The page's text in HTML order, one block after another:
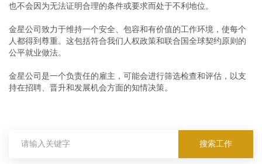
也不会因为无法证明合理的条件或要求而处于不利地位。
金星公司致力于维持一个安全、包容和有价值的工作环境，使每个
人都得到尊重。这包括符合我们人权政策和联合国全球契约原则的
公平就业做法。
金星公司是一个负责任的雇主，可能会进行筛选检查和评估，以支
持在招聘、晋升和发展机会方面的知情决策。
搜索工作